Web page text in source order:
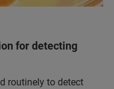
for detecting
routinely to detect